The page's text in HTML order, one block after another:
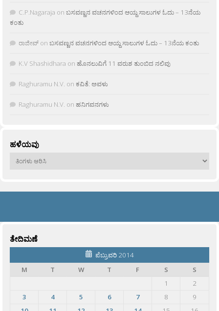
C.P.Nagaraja on ಬಸವಣ್ಣನ ವಚನಗಳಿಂದ ಆಯ್ದ ಸಾಲುಗಳ ಓದು – 13ನೆಯ
ಕಂತು
ರಾಜೀವ್ on ಬಸವಣ್ಣನ ವಚನಗಳಿಂದ ಆಯ್ದ ಸಾಲುಗಳ ಓದು – 13ನೆಯ ಕಂತು
K.V Shashidhara on ಹೊನಲುವಿಗೆ 11 ವರುಶ ತುಂಬಿದ ನಲಿವು
Raghuramu N.V. on ಕವಿತೆ: ಅವಳು
Raghuramu N.V. on ಹನಿಗವನಗಳು
ಹಳೆಯವು
ಹಳೆಯವು
ತೇದಿಮಣೆ
ಪೆಬ್ರುವರಿ 2014
M
T W T F S
S
1
2
3
4 5 6 7 8
9